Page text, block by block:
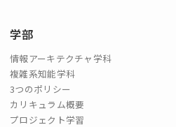
学部
情報アーキテクチャ学科
複雑系知能学科
3つのポリシー
カリキュラム概要
プロジェクト学習